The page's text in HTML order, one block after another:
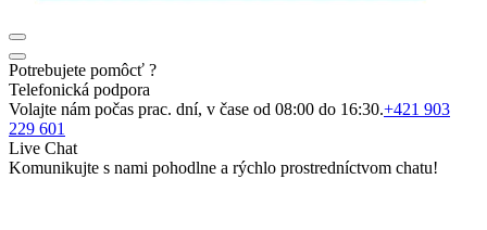
Potrebujete pomôcť ?
Telefonická podpora
Volajte nám počas prac. dní, v čase od 08:00 do 16:30.+421 903
229 601
Live Chat
Komunikujte s nami pohodlne a rýchlo prostredníctvom chatu!